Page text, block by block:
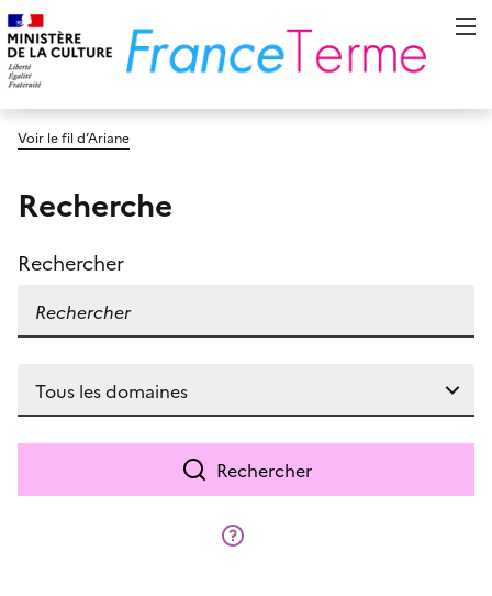
Voir le fil d’Ariane
Recherche
Rechercher
Rechercher